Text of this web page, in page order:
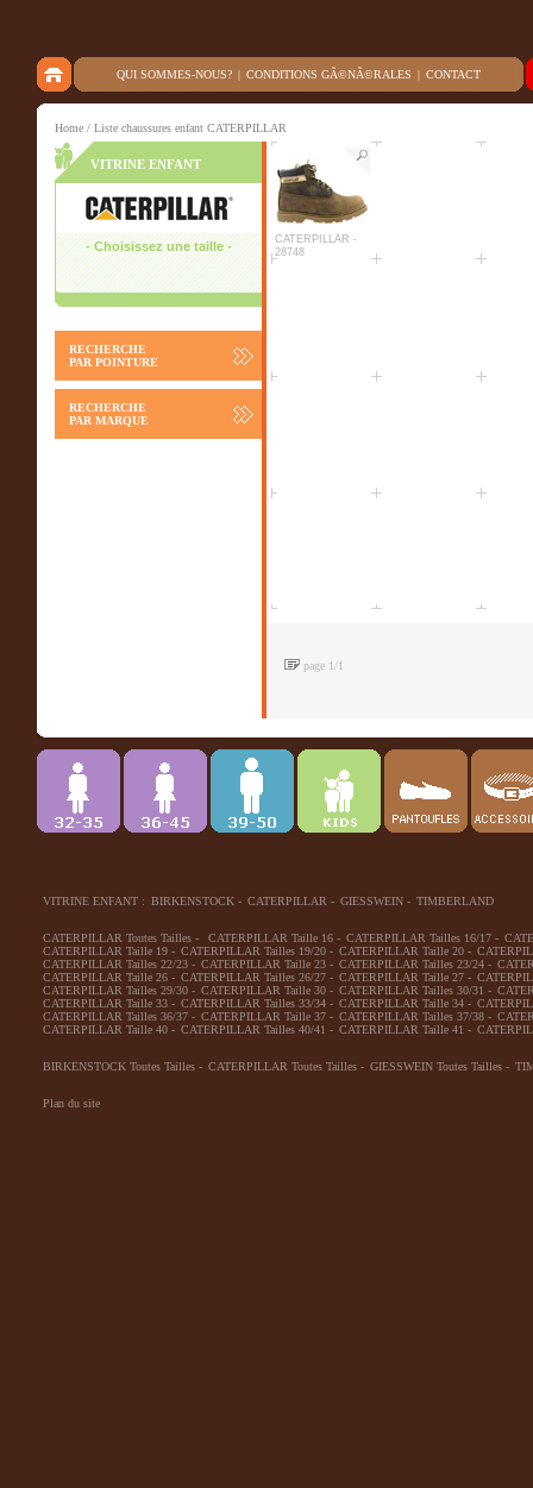
QUI SOMMES-NOUS? | CONDITIONS GÃ©NÃ©RALES | CONTACT
Home / Liste chaussures enfant CATERPILLAR
VITRINE ENFANT
- Choisissez une taille -
RECHERCHE
PAR POINTURE
RECHERCHE
PAR MARQUE
CATERPILLAR -
28748
page 1/1
VITRINE ENFANT : BIRKENSTOCK - CATERPILLAR - GIESSWEIN - TIMBERLAND
CATERPILLAR Toutes Tailles - CATERPILLAR Taille 16 - CATERPILLAR Tailles 16/17 -
CATERPILLAR Taille 19 - CATERPILLAR Tailles 19/20 - CATERPILLAR Taille 20 -
CATERPILLAR Tailles 22/23 - CATERPILLAR Taille 23 - CATERPILLAR Tailles 23/24 -
CATERPILLAR Taille 26 - CATERPILLAR Tailles 26/27 - CATERPILLAR Taille 27 -
CATERPILLAR Tailles 29/30 - CATERPILLAR Taille 30 - CATERPILLAR Tailles 30/31 -
CATERPILLAR Taille 33 - CATERPILLAR Tailles 33/34 - CATERPILLAR Taille 34 -
CATERPILLAR Tailles 36/37 - CATERPILLAR Taille 37 - CATERPILLAR Tailles 37/38 -
CATERPILLAR Taille 40 - CATERPILLAR Tailles 40/41 - CATERPILLAR Taille 41 -
BIRKENSTOCK Toutes Tailles - CATERPILLAR Toutes Tailles - GIESSWEIN Toutes Tailles -
Plan du site